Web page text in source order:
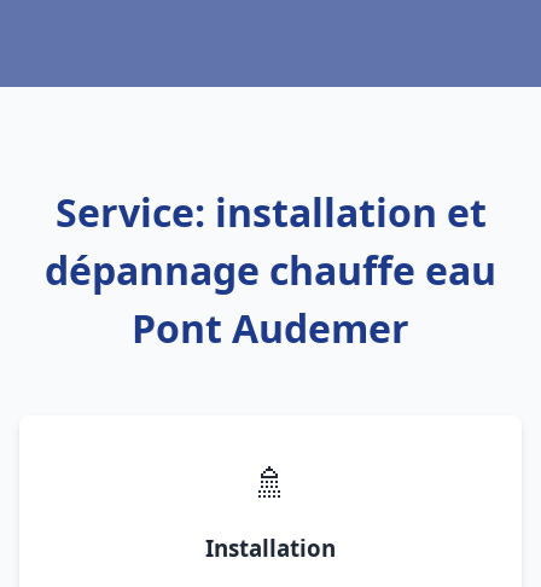
Service: installation et
dépannage chauffe eau
Pont Audemer
🚿
Installation